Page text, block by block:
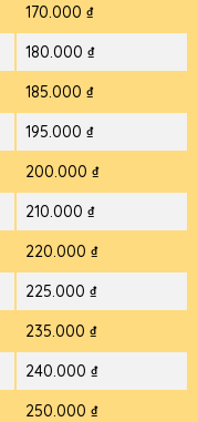
170.000 ₫
180.000 ₫
185.000 ₫
195.000 ₫
200.000 ₫
210.000 ₫
220.000 ₫
225.000 ₫
235.000 ₫
240.000 ₫
250.000 ₫